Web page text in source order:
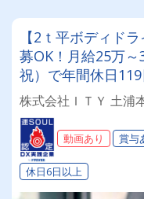
【2ｔ平ボディド
募OK！月給25万
祝）で年間休日
株式会社ＩＴＹ 土浦
動画あり 賞与
休日6日以上